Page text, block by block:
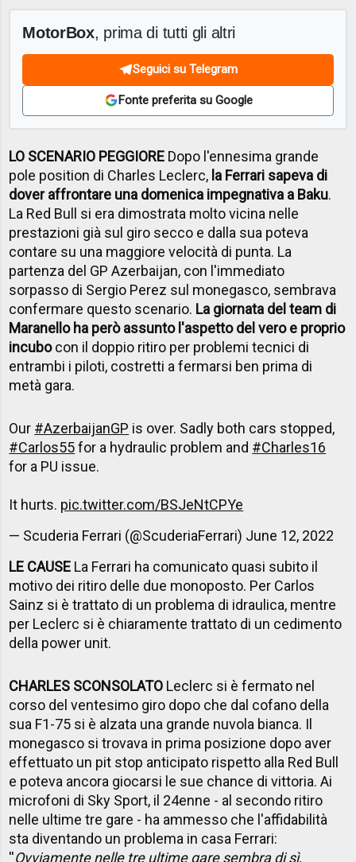
MotorBox, prima di tutti gli altri
Seguici su Telegram
Fonte preferita su Google
LO SCENARIO PEGGIORE Dopo l'ennesima grande
pole position di Charles Leclerc, la Ferrari sapeva di
dover affrontare una domenica impegnativa a Baku.
La Red Bull si era dimostrata molto vicina nelle
prestazioni già sul giro secco e dalla sua poteva
contare su una maggiore velocità di punta. La
partenza del GP Azerbaijan, con l'immediato
sorpasso di Sergio Perez sul monegasco, sembrava
confermare questo scenario. La giornata del team di
Maranello ha però assunto l'aspetto del vero e proprio
incubocon il doppio ritiro per problemi tecnici di
entrambi i piloti, costretti a fermarsi ben prima di
metà gara.
Our #AzerbaijanGP is over. Sadly both cars stopped,
#Carlos55for a hydraulic problem and #Charles16
for a PU issue.
It hurts. pic.twitter.com/BSJeNtCPYe
— Scuderia Ferrari (@ScuderiaFerrari) June 12, 2022
LE CAUSE La Ferrari ha comunicato quasi subito il
motivo dei ritiro delle due monoposto. Per Carlos
Sainz si è trattato di un problema di idraulica, mentre
per Leclerc si è chiaramente trattato di un cedimento
della power unit.
CHARLES SCONSOLATO Leclerc si è fermato nel
corso del ventesimo giro dopo che dal cofano della
sua F1-75 si è alzata una grande nuvola bianca. Il
monegasco si trovava in prima posizione dopo aver
effettuato un pit stop anticipato rispetto alla Red Bull
e poteva ancora giocarsi le sue chance di vittoria. Ai
microfoni di Sky Sport, il 24enne - al secondo ritiro
nelle ultime tre gare - ha ammesso che l'affidabilità
sta diventando un problema in casa Ferrari:
''Ovviamente nelle tre ultime gare sembra di sì,